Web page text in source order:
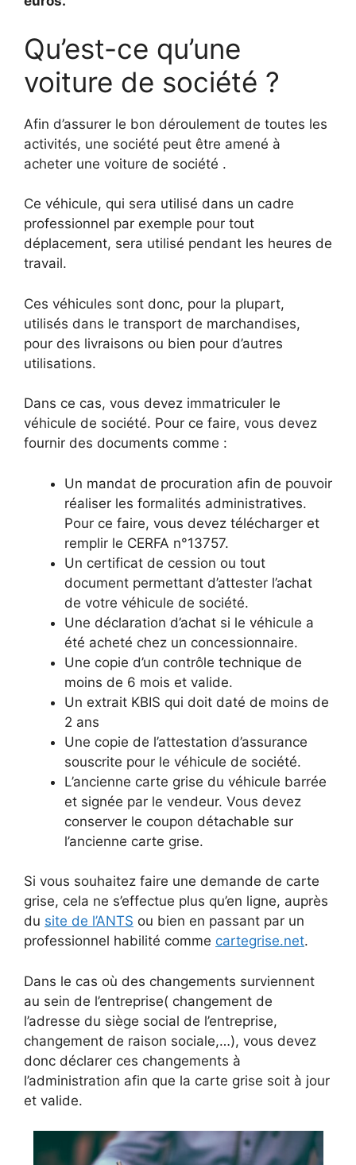
Qu’est-ce qu’une
voiture de société ?
Afin d’assurer le bon déroulement de toutes les
activités, une société peut être amené à
acheter une voiture de société .
Ce véhicule, qui sera utilisé dans un cadre
professionnel par exemple pour tout
déplacement, sera utilisé pendant les heures de
travail.
Ces véhicules sont donc, pour la plupart,
utilisés dans le transport de marchandises,
pour des livraisons ou bien pour d’autres
utilisations.
Dans ce cas, vous devez immatriculer le
véhicule de société. Pour ce faire, vous devez
fournir des documents comme :
Un mandat de procuration afin de pouvoir
réaliser les formalités administratives.
Pour ce faire, vous devez télécharger et
remplir le CERFA n°13757.
Un certificat de cession ou tout
document permettant d’attester l’achat
de votre véhicule de société.
Une déclaration d’achat si le véhicule a
été acheté chez un concessionnaire.
Une copie d’un contrôle technique de
moins de 6 mois et valide.
Un extrait KBIS qui doit daté de moins de
2 ans
Une copie de l’attestation d’assurance
souscrite pour le véhicule de société.
L’ancienne carte grise du véhicule barrée
et signée par le vendeur. Vous devez
conserver le coupon détachable sur
l’ancienne carte grise.
Si vous souhaitez faire une demande de carte
grise, cela ne s’effectue plus qu’en ligne, auprès
du site de l’ANTS ou bien en passant par un
professionnel habilité comme cartegrise.net.
Dans le cas où des changements surviennent
au sein de l’entreprise( changement de
l’adresse du siège social de l’entreprise,
changement de raison sociale,…), vous devez
donc déclarer ces changements à
l’administration afin que la carte grise soit à jour
et valide.